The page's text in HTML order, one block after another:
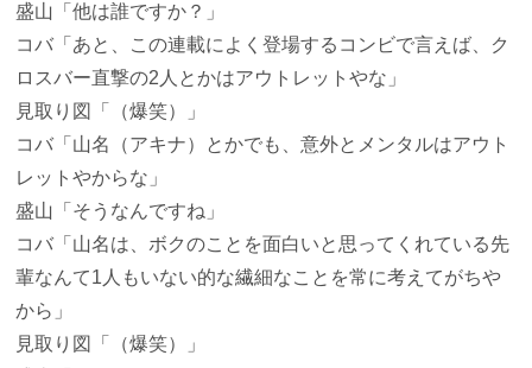
盛山 「他は誰ですか？」
コバ 「あと、この連載によく登場するコンビで言えば、ク
ロスバー直撃の2人とかはアウトレットやな」
見取り図
「（爆笑）」
コバ 「山名（アキナ）とかでも、意外とメンタルはアウト
レットやからな」
盛山 「そうなんですね」
コバ 「山名は、ボクのことを面白いと思ってくれている先
輩なんて1人もいない的な繊細なことを常に考えてがちや
から」
見取り図
「（爆笑）」